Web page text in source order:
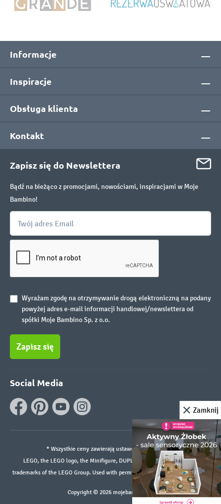
Informacje
Inspiracje
Obsługa klienta
Kontakt
Zapisz się do Newslettera
Bądź na bieżąco z promocjami, nowościami, inspiracjami w Moje
Bambino!
Wyrażam zgodę na otrzymywanie drogą elektroniczną na podany
powyżej adres e-mail informacji handlowej/newslettera od
spółki Moje Bambino Sp. z o.o.
Zapisz się
Social Media
* Wszystkie ceny zawierają ustawowy podatek VAT.
LEGO, the LEGO logo, the Minifigure, DUPLO, and the SPIKE logo are
trademarks of the LEGO Group. Used with permission. ©2026 The LEGO Group
Copyright © 2026 mojebambino.pl
Zamknij